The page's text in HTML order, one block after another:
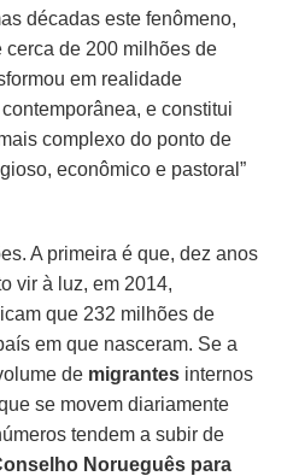
décadas este fenômeno,
de 200 milhões de
em realidade
e constitui
complexo do ponto de
econômico e pastoral”
A primeira é que, dez anos
vir à luz, em 2014,
que 232 milhões de
em que nasceram. Se a
de migrantes internos
se movem diariamente
tendem a subir de
Norueguês para